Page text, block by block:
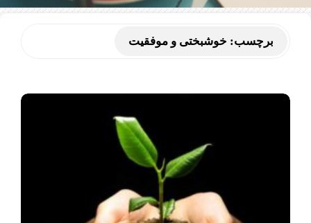
برچسب: خوشبختی و موفقیت